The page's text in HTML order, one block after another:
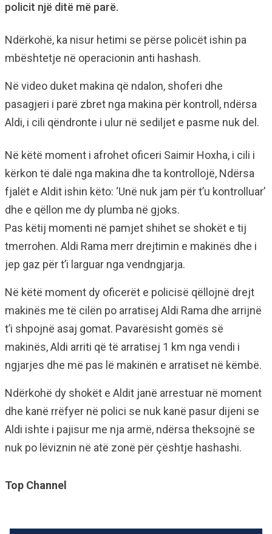
policit një ditë më parë.
Ndërkohë, ka nisur hetimi se përse policët ishin pa
mbështetje në operacionin anti hashash.
Në video duket makina që ndalon, shoferi dhe
pasagjeri i parë zbret nga makina për kontroll, ndërsa
Aldi, i cili qëndronte i ulur në sediljet e pasme nuk del.
Në këtë moment i afrohet oficeri Saimir Hoxha, i cili i
kërkon të dalë nga makina dhe ta kontrollojë, Ndërsa
fjalët e Aldit ishin këto: ‘Unë nuk jam për t’u kontrolluar’
dhe e qëllon me dy plumba në gjoks.
Pas këtij momenti në pamjet shihet se shokët e tij
tmerrohen. Aldi Rama merr drejtimin e makinës dhe i
jep gaz për t’i larguar nga vendngjarja.
Në këtë moment dy oficerët e policisë qëllojnë drejt
makinës me të cilën po arratisej Aldi Rama dhe arrijnë
t’i shpojnë asaj gomat. Pavarësisht gomës së
makinës, Aldi arriti që të arratisej 1 km nga vendi i
ngjarjes dhe më pas lë makinën e arratiset në këmbë.
Ndërkohë dy shokët e Aldit janë arrestuar në moment
dhe kanë rrëfyer në polici se nuk kanë pasur dijeni se
Aldi ishte i pajisur me nja armë, ndërsa theksojnë se
nuk po lëviznin në atë zonë për çështje hashashi.
Top Channel